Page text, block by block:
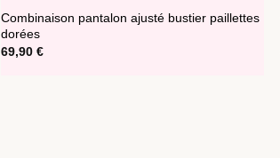
Combinaison pantalon ajusté bustier paillettes
dorées
69,90 €